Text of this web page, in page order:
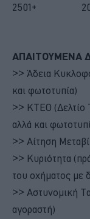
2501+
ΑΠΑΙΤΟΥΜΕΝΑ
>> Άδεια
και φωτοτυπία)
>> ΚΤΕΟ (Δελτίο
αλλά και
>> Αίτηση
>> Κυριότητα
του οχήματος με
>> Αστυνομική
αγοραστή)